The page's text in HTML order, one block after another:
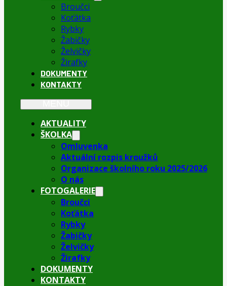
Broučci
Koťátka
Rybky
Žabičky
Želvičky
Žirafky
DOKUMENTY
KONTAKTY
AKTUALITY
ŠKOLKA
Omluvenka
Aktuální rozpis kroužků
Organizace školního roku 2025/2026
O nás
FOTOGALERIE
Broučci
Koťátka
Rybky
Žabičky
Želvičky
Žirafky
DOKUMENTY
KONTAKTY